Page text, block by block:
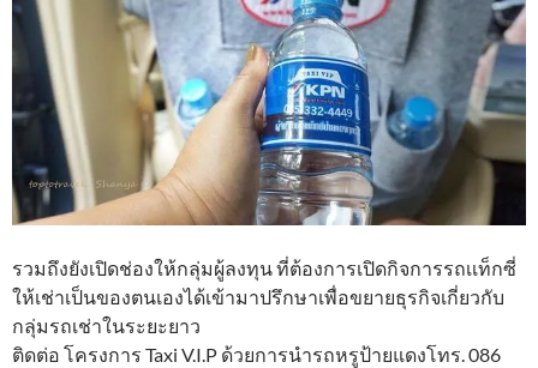
รวมถึงยังเปิดช่องให้กลุ่มผู้ลงทุน ที่ต้องการเปิดกิจการรถเเท็กซี่
ให้เช่าเป็นของตนเองได้เข้ามาปรึกษาเพื่อขยายธุรกิจเกี่ยวกับ
กลุ่มรถเช่าในระยะยาว
ติดต่อ โครงการ Taxi V.I.P ด้วยการนำรถหรูป้ายแดงโทร. 086